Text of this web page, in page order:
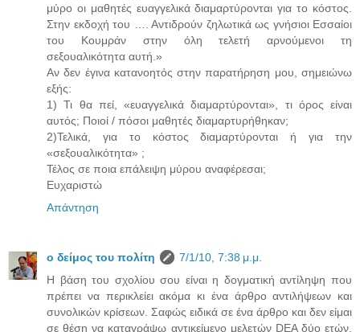
μύρο οι μαθητές ευαγγελικά διαμαρτύρονται για το κόστος.
Στην εκδοχή του …. Αντιδρούν ζηλωτικά ως γνήσιοι Εσσαίοι
του Κουμράν στην όλη τελετή αρνούμενοι τη
σεξουαλικότητα αυτή.»
Αν δεν έγινα κατανοητός στην παρατήρηση μου, σημειώνω
εξής:
1) Τι θα πεί, «ευαγγελικά διαμαρτύρονται», τι όρος είναι
αυτός; Ποιοί / πόσοι μαθητές διαμαρτυρήθηκαν;
2)Τελικά, για το κόστος διαμαρτύρονται ή για την
«σεξουαλικότητα» ;
Τέλος σε ποια επάλειψη μύρου αναφέρεσαι;
Ευχαριστώ
Απάντηση
ο δείμος του πολίτη
7/1/10, 7:38 μ.μ.
Η βάση του σχολίου σου είναι η δογματική αντίληψη που
πρέπει να περικλείει ακόμα κι ένα άρθρο αντιλήψεων και
συνολικών κρίσεων. Σαφώς ειδικά σε ένα άρθρο και δεν είμαι
σε θέση να καταγράψω αντικείμενο μελετών DEA δύο ετών.